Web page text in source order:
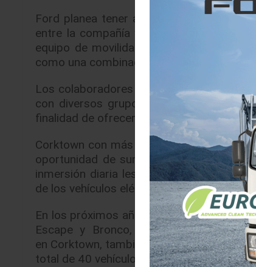
Ford planea tener al menos 111,484 m²
entre la compañía y sus socios. Para
equipo de movilidad, llamarán a
como una combinación de espacio
Los colaboradores de Ford en esta
con diversos grupos como:
finalidad de ofrecer vehículos adecuados
Corktown con más de 110 años de
oportunidad de sumergirse en los
inmersión diaria les permitirá identificar
de los vehículos eléctricos y autónomos de
En los próximos años, Ford planea
Escape y Bronco, además de
en Corktown, también ayudará a acelerar
total de 40 vehículos que estarán